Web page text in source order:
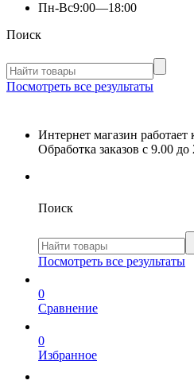
Пн-Вс9:00—18:00
Поиск
Посмотреть все результаты
Интернет магазин работает
Обработка заказов с 9.00
Поиск
Посмотреть все результаты
0
Сравнение
0
Избранное